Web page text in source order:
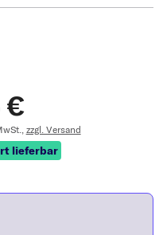
€
zzgl. Versand
lieferbar